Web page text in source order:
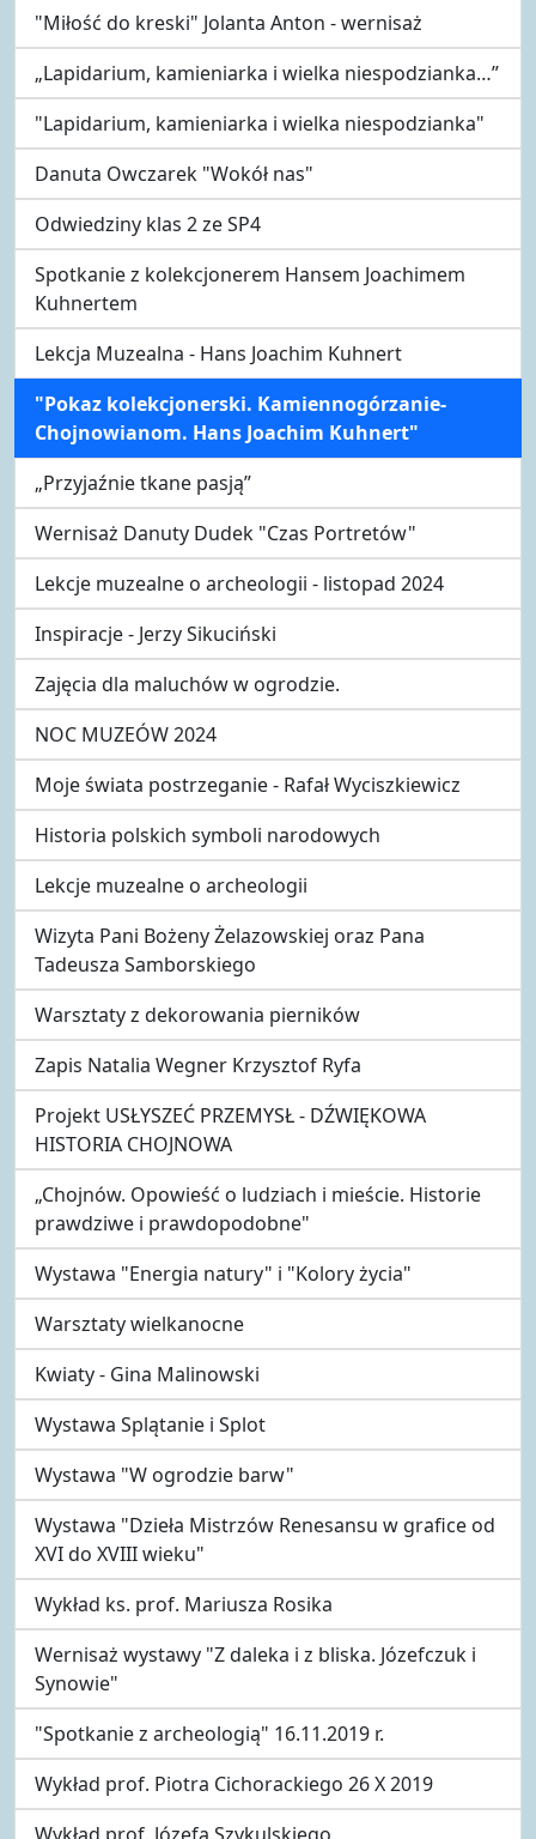
"Miłość do kreski" Jolanta Anton - wernisaż
„Lapidarium, kamieniarka i wielka niespodzianka…”
"Lapidarium, kamieniarka i wielka niespodzianka"
Danuta Owczarek "Wokół nas"
Odwiedziny klas 2 ze SP4
Spotkanie z kolekcjonerem Hansem Joachimem
Kuhnertem
Lekcja Muzealna - Hans Joachim Kuhnert
"Pokaz kolekcjonerski. Kamiennogórzanie-
Chojnowianom. Hans Joachim Kuhnert"
„Przyjaźnie tkane pasją”
Wernisaż Danuty Dudek "Czas Portretów"
Lekcje muzealne o archeologii - listopad 2024
Inspiracje - Jerzy Sikuciński
Zajęcia dla maluchów w ogrodzie.
NOC MUZEÓW 2024
Moje świata postrzeganie - Rafał Wyciszkiewicz
Historia polskich symboli narodowych
Lekcje muzealne o archeologii
Wizyta Pani Bożeny Żelazowskiej oraz Pana
Tadeusza Samborskiego
Warsztaty z dekorowania pierników
Zapis Natalia Wegner Krzysztof Ryfa
Projekt USŁYSZEĆ PRZEMYSŁ - DŹWIĘKOWA
HISTORIA CHOJNOWA
„Chojnów. Opowieść o ludziach i mieście. Historie
prawdziwe i prawdopodobne"
Wystawa "Energia natury" i "Kolory życia"
Warsztaty wielkanocne
Kwiaty - Gina Malinowski
Wystawa Splątanie i Splot
Wystawa "W ogrodzie barw"
Wystawa "Dzieła Mistrzów Renesansu w grafice od
XVI do XVIII wieku"
Wykład ks. prof. Mariusza Rosika
Wernisaż wystawy "Z daleka i z bliska. Józefczuk i
Synowie"
"Spotkanie z archeologią" 16.11.2019 r.
Wykład prof. Piotra Cichorackiego 26 X 2019